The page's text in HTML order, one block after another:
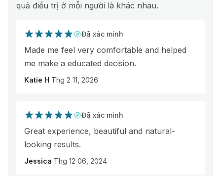
quả điều trị ở mỗi người là khác nhau.
Đã xác minh
Made me feel very comfortable and helped
me make a educated decision.
Katie H Thg 2 11, 2026
Đã xác minh
Great experience, beautiful and natural-
looking results.
Jessica Thg 12 06, 2024